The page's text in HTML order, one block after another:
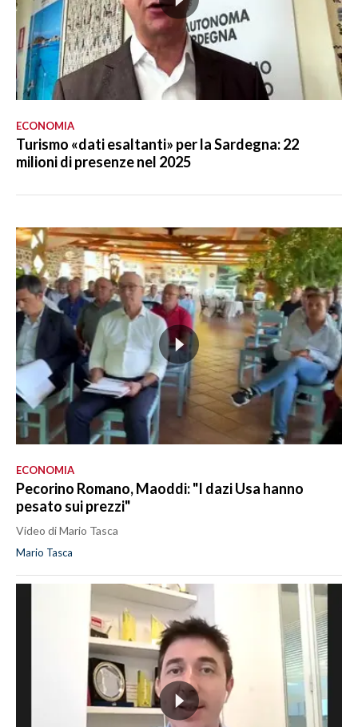
ECONOMIA
Turismo «dati esaltanti» per la Sardegna: 22
milioni di presenze nel 2025
ECONOMIA
Pecorino Romano, Maoddi: "I dazi Usa hanno
pesato sui prezzi"
Video di Mario Tasca
Mario Tasca